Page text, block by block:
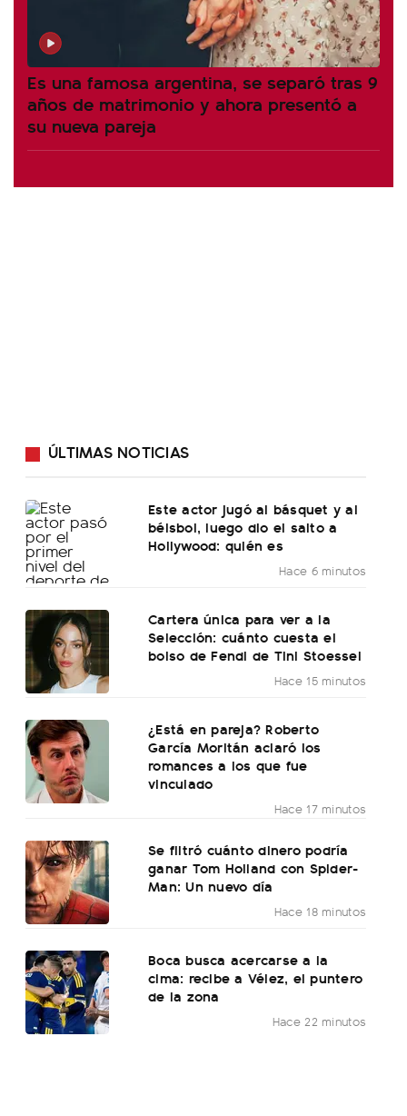
Es una famosa argentina, se separó tras 9
años de matrimonio y ahora presentó a
su nueva pareja
ÚLTIMAS NOTICIAS
Este actor jugó al básquet y al
béisbol, luego dio el salto a
Hollywood: quién es
Hace 6 minutos
Cartera única para ver a la
Selección: cuánto cuesta el
bolso de Fendi de Tini Stoessel
Hace 15 minutos
¿Está en pareja? Roberto
García Moritán aclaró los
romances a los que fue
vinculado
Hace 17 minutos
Se filtró cuánto dinero podría
ganar Tom Holland con Spider-
Man: Un nuevo día
Hace 18 minutos
Boca busca acercarse a la
cima: recibe a Vélez, el puntero
de la zona
Hace 22 minutos